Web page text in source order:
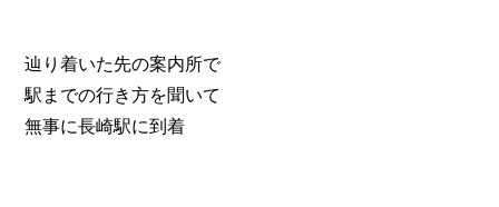
辿り着いた先の案内所で
駅までの行き方を聞いて
無事に長崎駅に到着